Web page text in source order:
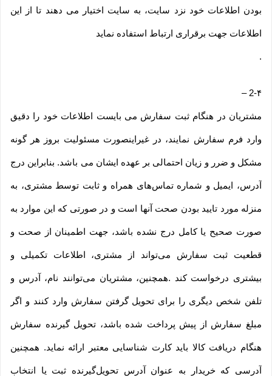
بودن اطلاعات خود نزد سایت، به سایت اختیار می دهند تا از این
اطلاعات جهت برقراری ارتباط استفاده نماید
.
2-۴ –
مشتریان در هنگام ثبت سفارش می بایست اطلاعات خود را دقیق
وارد فرم سفارش نمایند، در غیراینصورت مسئولیت بروز هر گونه
مشکل و ضرر و زیان احتمالی بر عهده ایشان می باشد. بنابراین درج
آدرس، ایمیل و شماره تماس‌های همراه و ثابت توسط مشتری، به
منزله مورد تایید بودن صحت آنها است و در صورتی که این موارد به
صورت صحیح یا کامل درج نشده باشد، جهت اطمینان از صحت و
قطعیت ثبت سفارش می‌تواند از مشتری، اطلاعات تکمیلی و
بیشتری درخواست کند .همچنین، مشتریان می‌توانند نام، آدرس و
تلفن شخص دیگری را برای تحویل گرفتن سفارش وارد کنند و اگر
مبلغ سفارش از پیش پرداخت شده باشد، تحویل گیرنده سفارش
هنگام دریافت کالا باید کارت شناسایی معتبر ارائه نماید. همچنین
آدرسی که خریدار به عنوان آدرس تحویل‌گیرنده ثبت یا انتخاب